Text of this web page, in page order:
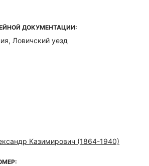
ДОКУМЕНТАЦИИ:
Ловичский уезд
Казимирович (1864-1940)